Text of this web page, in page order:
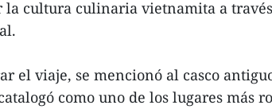
la cultura culinaria vietnamita a
el viaje, se mencionó al casco
como uno de los lugares más